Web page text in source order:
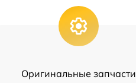
Оригинальные запчасти